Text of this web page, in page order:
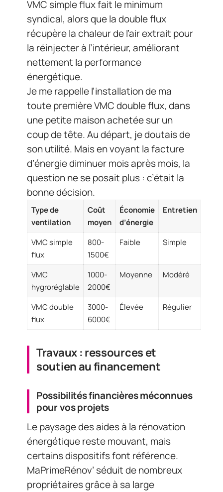
VMC simple flux fait le minimum
syndical, alors que la double flux
récupère la chaleur de l’air extrait pour
la réinjecter à l’intérieur, améliorant
nettement la performance
énergétique.
Je me rappelle l’installation de ma
toute première VMC double flux, dans
une petite maison achetée sur un
coup de tête. Au départ, je doutais de
son utilité. Mais en voyant la facture
d’énergie diminuer mois après mois, la
question ne se posait plus : c’était la
bonne décision.
Type de
ventilation
Coût
moyen
Économie
d’énergie
Entretien
VMC simple
flux
800-
1500€
Faible Simple
VMC
hygroréglable
1000-
2000€
Moyenne Modéré
VMC double
flux
3000-
6000€
Élevée Régulier
Travaux : ressources et
soutien au financement
Possibilités financières méconnues
pour vos projets
Le paysage des aides à la rénovation
énergétique reste mouvant, mais
certains dispositifs font référence.
MaPrimeRénov’ séduit de nombreux
propriétaires grâce à sa large